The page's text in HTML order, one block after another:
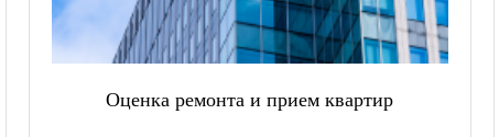
Оценка ремонта и прием квартир